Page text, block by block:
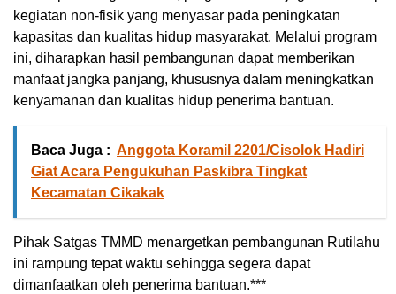
kegiatan non-fisik yang menyasar pada peningkatan
kapasitas dan kualitas hidup masyarakat. Melalui program
ini, diharapkan hasil pembangunan dapat memberikan
manfaat jangka panjang, khususnya dalam meningkatkan
kenyamanan dan kualitas hidup penerima bantuan.
Baca Juga : Anggota Koramil 2201/Cisolok Hadiri
Giat Acara Pengukuhan Paskibra Tingkat
Kecamatan Cikakak
Pihak Satgas TMMD menargetkan pembangunan Rutilahu
ini rampung tepat waktu sehingga segera dapat
dimanfaatkan oleh penerima bantuan.***